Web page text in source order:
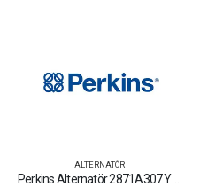
ALTERNATÖR
Perkins Alternatör 2871A307 Yedek Parça Fiyat Tamir Bakım Satan Firmalar